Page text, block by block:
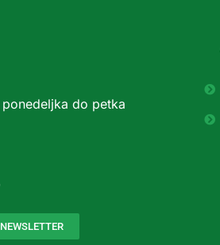
do petka